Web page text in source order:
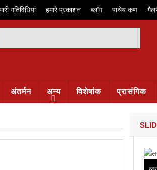
गतिविधियां हमारे प्रकाशन ब्लॉग पाथेय कण
अंतर्मन अन्य विशेषांक प्रासंगिक